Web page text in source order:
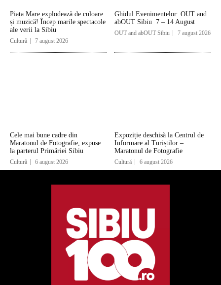
Piața Mare explodează de culoare
și muzică! Încep marile spectacole
ale verii la Sibiu
Cultură 7 august 2026
Ghidul Evenimentelor: OUT and
abOUT Sibiu 7 – 14 August
OUT and abOUT Sibiu 7 august 2026
Cele mai bune cadre din
Maratonul de Fotografie, expuse
la parterul Primăriei Sibiu
Cultură 6 august 2026
Expoziție deschisă la Centrul de
Informare al Turiștilor –
Maratonul de Fotografie
Cultură 6 august 2026